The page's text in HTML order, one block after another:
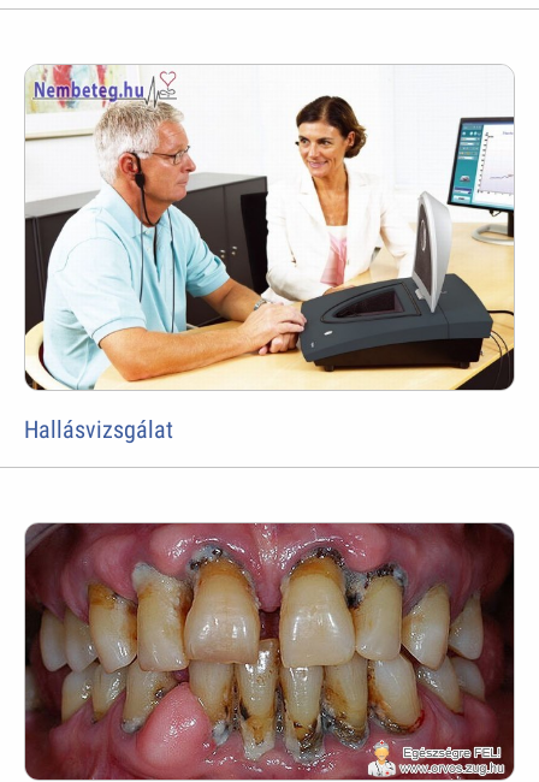
Hallásvizsgálat